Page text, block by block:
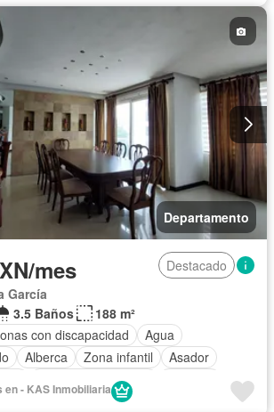
Departamento
mes
Destacado
García
3.5 Baños
188 m²
con discapacidad
Agua
Alberca Zona infantil
Asador
Caseta de vigilancia
Cuarto de Limpieza
en - KAS Inmobiliaria